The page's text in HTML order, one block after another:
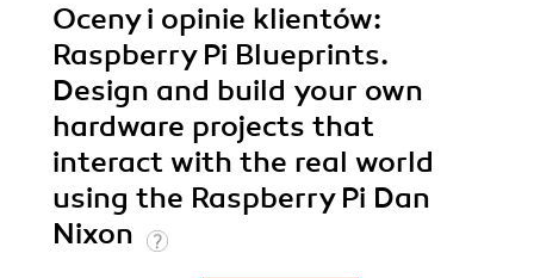
Oceny i opinie klientów:
Raspberry Pi Blueprints.
Design and build your own
hardware projects that
interact with the real world
using the Raspberry Pi Dan
Nixon